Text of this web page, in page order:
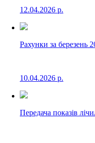
12.04.2026 р.
Рахунки за березень
10.04.2026 р.
Передача показів